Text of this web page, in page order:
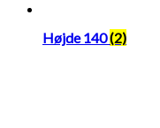
Højde 140(2)